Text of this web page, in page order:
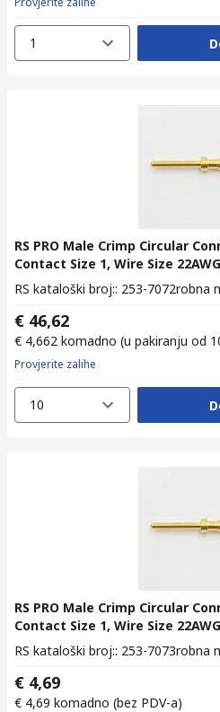
1
RS PRO Male Crimp Circular
Contact Size 1, Wire Size
RS kataloški broj:: 253-7072robna
€ 46,62
€ 4,662 komadno (u pakiranju od
Provjerite zalihe
10
RS PRO Male Crimp Circular
Contact Size 1, Wire Size
RS kataloški broj:: 253-7073robna
€ 4,69
€ 4,69 komadno (bez PDV-a)